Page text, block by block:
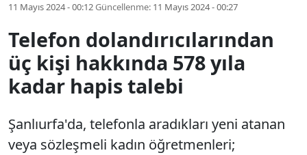
11 Mayıs 2024 - 00:12Güncellenme: 11 Mayıs 2024 - 00:27
Telefon dolandırıcılarından
üç kişi hakkında 578 yıla
kadar hapis talebi
Şanlıurfa'da, telefonla aradıkları yeni atanan
veya sözleşmeli kadın öğretmenleri;